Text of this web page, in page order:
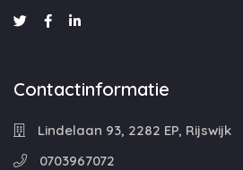
Contactinformatie
Lindelaan 93, 2282 EP, Rijswijk
0703967072